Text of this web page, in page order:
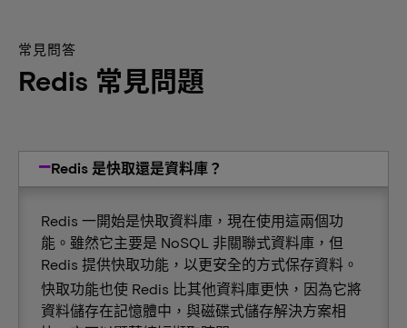
常見問答
Redis 常見問題
Redis 是快取還是資料庫？
Redis 一開始是快取資料庫，現在使用這兩個功
能。雖然它主要是 NoSQL 非關聯式資料庫，但
Redis 提供快取功能，以更安全的方式保存資料。
快取功能也使 Redis 比其他資料庫更快，因為它將
資料儲存在記憶體中，與磁碟式儲存解決方案相